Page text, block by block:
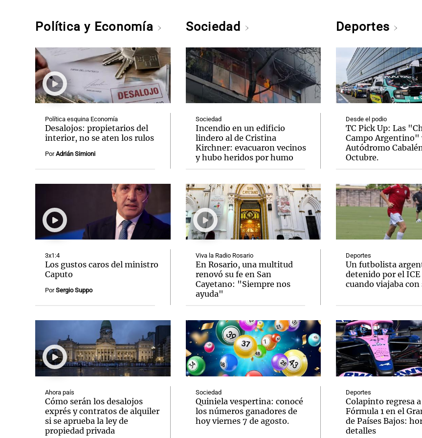
Política y Economía
Política esquina Economía
Desalojos: propietarios del
interior, no se aten los rulos
PorAdrián Simioni
3x1:4
Los gustos caros del ministro
Caputo
PorSergio Suppo
Ahora país
Cómo serán los desalojos
exprés y contratos de alquiler
si se aprueba la ley de
propiedad privada
Sociedad
Sociedad
Incendio en un edificio
lindero al de Cristina
Kirchner: evacuaron vecinos
y hubo heridos por humo
Viva la Radio Rosario
En Rosario, una multitud
renovó su fe en San
Cayetano: "Siempre nos
ayuda"
Sociedad
Quiniela vespertina: conocé
los números ganadores de
hoy viernes 7 de agosto.
Deportes
Desde el podio
TC Pick Up: Las
Campo Argentino"
Autódromo
Octubre.
Deportes
Un futbolista
detenido por el
cuando viajaba con
Deportes
Colapinto regresa
Fórmula 1 en el
de Países Bajos:
detalles
Notas
El huracán de Arequito